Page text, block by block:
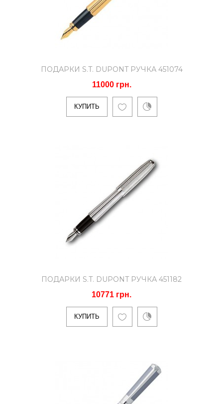
9172 грн.
КУПИТЬ
ПОДАРКИ S.T. DUPONT РУЧКА 451074
11000 грн.
КУПИТЬ
ПОДАРКИ S.T. DUPONT РУЧКА 451182
10771 грн.
КУПИТЬ